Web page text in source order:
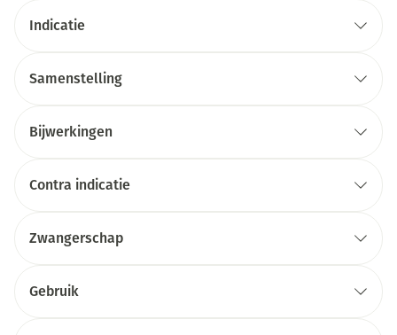
Indicatie
Samenstelling
Bijwerkingen
Contra indicatie
Zwangerschap
Gebruik